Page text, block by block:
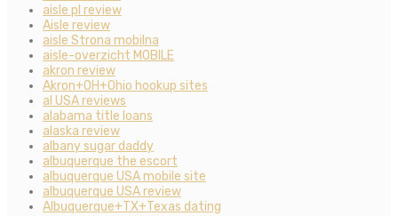
aisle pl review
Aisle review
aisle Strona mobilna
aisle-overzicht MOBILE
akron review
Akron+OH+Ohio hookup sites
al USA reviews
alabama title loans
alaska review
albany sugar daddy
albuquerque the escort
albuquerque USA mobile site
albuquerque USA review
Albuquerque+TX+Texas dating